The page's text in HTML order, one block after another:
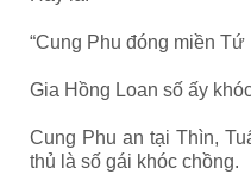
“Cung Phu đóng miền Tứ
Gia Hồng Loan số ấy
Cung Phu an tại Thìn,
thủ là số gái khóc chồng.